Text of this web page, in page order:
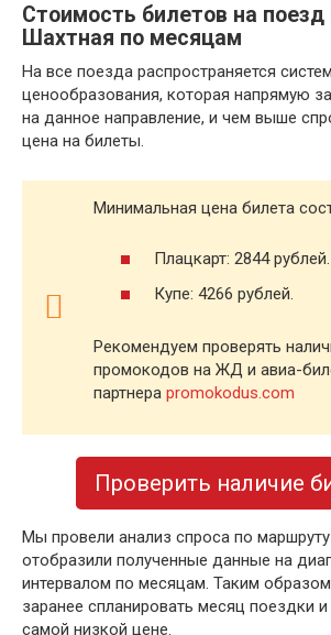
Стоимость билетов на
Шахтная по месяцам
На все поезда распространяется
ценообразования, которая напрямую
на данное направление, и чем выше
цена на билеты.
Минимальная цена билета
Плацкарт: 2844 рублей.
Купе: 4266 рублей.
Рекомендуем проверять
промокодов на ЖД и авиа-
партнера promokodus.com
Проверить наличие
Мы провели анализ спроса по
отобразили полученные данные на
интервалом по месяцам. Таким
заранее спланировать месяц поездки и
самой низкой цене.